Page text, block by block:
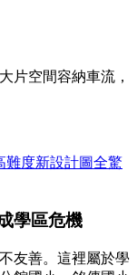
片空間容納車流，
難度新設計圖全驚
學區危機
友善。這裡屬於學